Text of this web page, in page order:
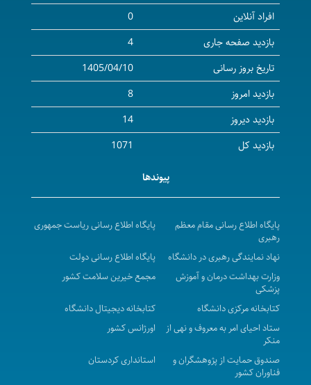
افراد آنلاین
0
بازدید صفحه جاری
4
تاریخ بروز رسانی
1405/04/10
بازدید امروز
8
بازدید دیروز
14
بازدید کل
1071
پیوندها
پایگاه اطلاع رسانی مقام معظم
رهبری
پایگاه اطلاع رسانی ریاست جمهوری
نهاد نمایندگی رهبری در دانشگاه
پایگاه اطلاع رسانی دولت
وزارت بهداشت درمان و آموزش
پزشکی
مجمع خیرین سلامت کشور
کتابخانه مرکزی دانشگاه
کتابخانه دیجیتال دانشگاه
ستاد احیای امر به معروف و نهی از
منکر
اورژانس کشور
صندوق حمایت از پژوهشگران و
فناوران کشور
استانداری کردستان